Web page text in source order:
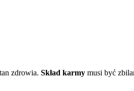
zdrowia. Skład karmy musi być